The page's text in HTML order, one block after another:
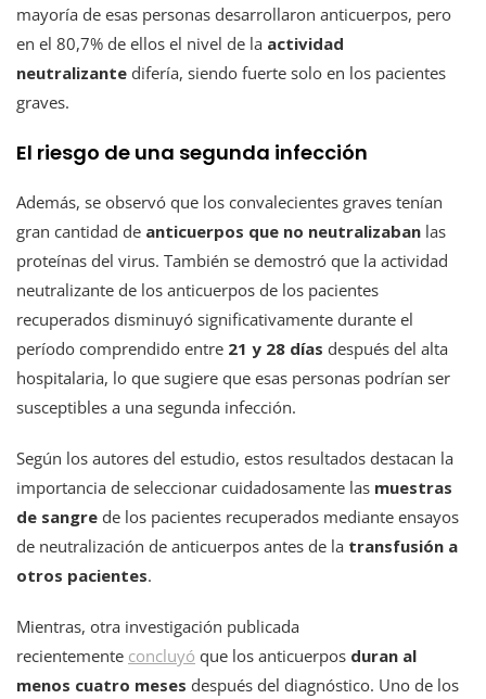
mayoría de esas personas desarrollaron anticuerpos, pero
en el 80,7% de ellos el nivel de la actividad
neutralizante difería, siendo fuerte solo en los pacientes
graves.
El riesgo de una segunda infección
Además, se observó que los convalecientes graves tenían
gran cantidad de anticuerpos que no neutralizaban las
proteínas del virus. También se demostró que la actividad
neutralizante de los anticuerpos de los pacientes
recuperados disminuyó significativamente durante el
período comprendido entre 21 y 28 días después del alta
hospitalaria, lo que sugiere que esas personas podrían ser
susceptibles a una segunda infección.
Según los autores del estudio, estos resultados destacan la
importancia de seleccionar cuidadosamente las muestras
de sangre de los pacientes recuperados mediante ensayos
de neutralización de anticuerpos antes de la transfusión a
otros pacientes.
Mientras, otra investigación publicada
recientemente concluyó que los anticuerpos duran al
menos cuatro meses después del diagnóstico. Uno de los